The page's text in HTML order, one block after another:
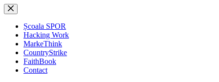
Sari
la
conținutȘcoala SPOR
Hacking Work
MarkeThink
CountryStrike
FaithBook
Contact